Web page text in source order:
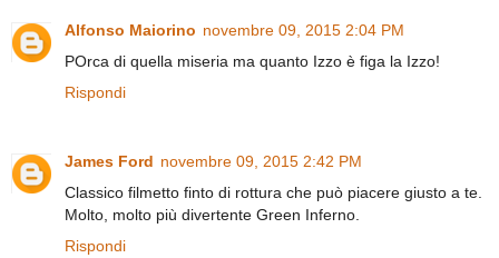
Alfonso Maiorino novembre 09, 2015 2:04 PM
POrca di quella miseria ma quanto Izzo è figa la Izzo!
Rispondi
James Ford novembre 09, 2015 2:42 PM
Classico filmetto finto di rottura che può piacere giusto a te.
Molto, molto più divertente Green Inferno.
Rispondi